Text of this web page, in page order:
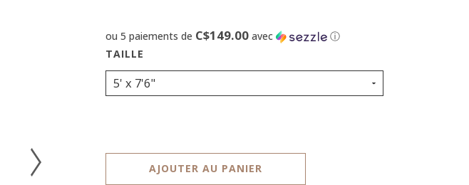
ou 5 paiements de C$149.00avec ⓘ
5' x 7'6"
AJOUTER AU PANIER